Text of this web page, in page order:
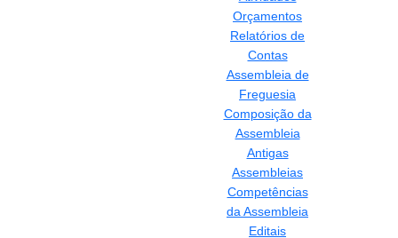
Orçamentos
Relatórios de
Contas
Assembleia de
Freguesia
Composição da
Assembleia
Antigas
Assembleias
Competências
da Assembleia
Editais